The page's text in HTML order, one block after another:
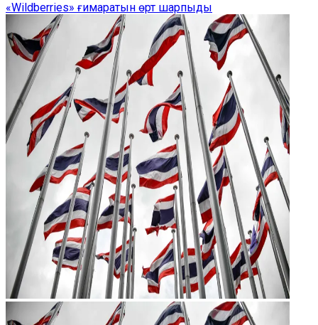
«Wildberries» ғимаратын өрт шарпыды